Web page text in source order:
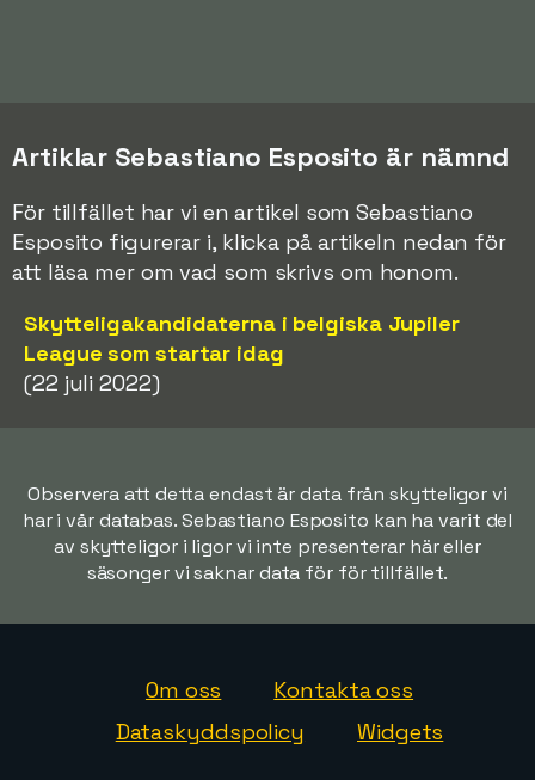
Artiklar Sebastiano Esposito är nämnd
För tillfället har vi en artikel som Sebastiano
Esposito figurerar i, klicka på artikeln nedan för
att läsa mer om vad som skrivs om honom.
Skytteligakandidaterna i belgiska Jupiler
League som startar idag
(22 juli 2022)
Observera att detta endast är data från skytteligor vi
har i vår databas. Sebastiano Esposito kan ha varit del
av skytteligor i ligor vi inte presenterar här eller
säsonger vi saknar data för för tillfället.
Om oss
Kontakta oss
Dataskyddspolicy
Widgets